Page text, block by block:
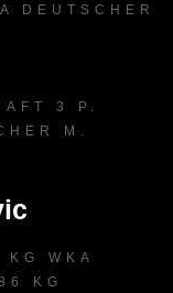
DEUTSCHER
3 P.
M.
WKA
KG